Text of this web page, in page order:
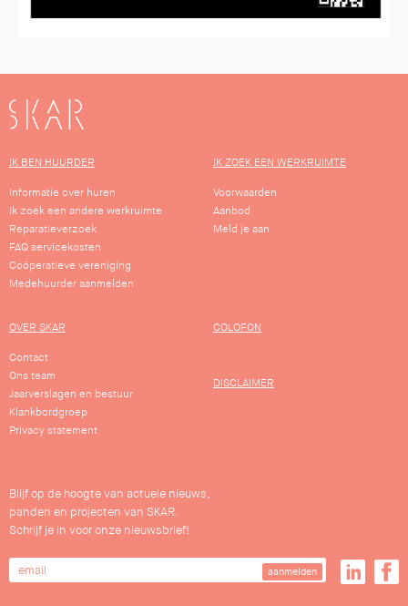
SKAR
IK BEN HUURDER
Informatie over huren
Ik zoek een andere werkruimte
Reparatieverzoek
FAQ servicekosten
Coöperatieve vereniging
Medehuurder aanmelden
IK ZOEK EEN WERKRUIMTE
Voorwaarden
Aanbod
Meld je aan
OVER SKAR
Contact
Ons team
Jaarverslagen en bestuur
Klankbordgroep
Privacy statement
COLOFON
DISCLAIMER
Blijf op de hoogte van actuele nieuws,
panden en projecten van SKAR.
Schrijf je in voor onze nieuwsbrief!